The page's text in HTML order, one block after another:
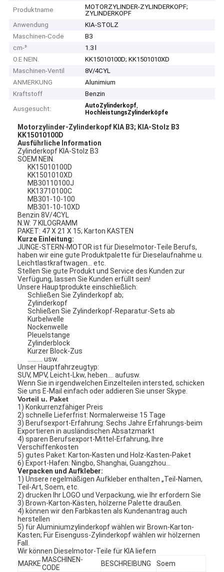
Produktname
MOTORZYLINDER-ZYLINDERKOPF;
ZYLINDERKOPF
Anwendung
KIA-STOLZ
Maschinen-Code
B3
cm-³
1.3 l
O.E NEIN.
KK15010100D; KK1501010XD
Maschinen-Ventil
8V/4CYL
ANMERKUNG
Alunimium
Kraftstoff
Benzin
Ausgesucht:
AutoZylinderkopf,
HochleistungsZylinderköpfe
Motorzylinder-Zylinderkopf KIA B3; KIA-Stolz B3
KK15010100D
Ausführliche Information
Zylinderkopf KIA-Stolz B3
SOEM NEIN.
KK15010100D
KK1501010XD
MB30110100J
KK13710100C
MB301-10-100
MB301-10-10XD
Benzin 8V/4CYL
N.W: 7 KILOGRAMM
PAKET: 47 X 21 X 15; Karton KASTEN
Kurze Einleitung:
JUNGE-STERN-MOTOR ist für Dieselmotor-Teile Berufs,
haben wir eine gute Produktpalette für Dieselaufnahme u.
Leichtlastkraftwagen… etc.
Stellen Sie gute Produkt und Service des Kunden zur
Verfügung, lassen Sie Kunden erfüllt sein!
Unsere Hauptprodukte einschließlich:
Schließen Sie Zylinderkopf ab;
Zylinderkopf
Schließen Sie Zylinderkopf-Reparatur-Sets ab
Kurbelwelle
Nockenwelle
Pleuelstange
Zylinderblock
Kurzer Block-Zus
.......... usw.
Unser Hauptfahrzeugtyp:
SUV, MPV, Leicht-Lkw, heben…. aufusw.
Wenn Sie in irgendwelchen Einzelteilen intersted, schicken
Sie uns E-Mail einfach oder addieren Sie unser Skype.
Vorteil u. Paket
1) Konkurrenzfähiger Preis
2) schnelle Lieferfrist: Normalerweise 15 Tage
3) Berufsexport-Erfahrung: Sechs Jahre Erfahrungs-beim
Exportieren in ausländischen Absatzmarkt
4) sparen Berufsexport-Mittel-Erfahrung, Ihre
Verschiffenkosten
5) gutes Paket: Karton-Kasten und Holz-Kasten-Paket
6) Export-Hafen: Ningbo, Shanghai, Guangzhou…
Verpacken und Aufkleber:
1) Unsere regelmäßigen Aufkleber enthalten „Teil-Namen,
Teil-Art, Soem, etc.
2) drucken Ihr LOGO und Verpackung, wie Ihr erfordern Sie
3) Brown-Karton-Kästen, hölzerne Palette draußen.
4) können wir den Farbkasten als Kundenantrag auch
herstellen
5) für Aluminiumzylinderkopf wählen wir Brown-Karton-
Kasten; Für Eisenguss-Zylinderkopf wählen wir hölzernen
Fall.
Wir können Dieselmotor-Teile für KIA liefern
MARKE MASCHINEN-
CODE
BESCHREIBUNG Soem